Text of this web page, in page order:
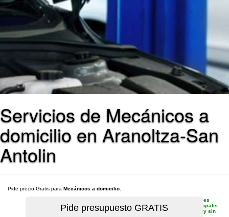
Servicios de Mecánicos a
domicilio en Aranoltza-San
Antolin
Pide precio Gratis para Mecánicos a domicilio
es
gratis
y sin